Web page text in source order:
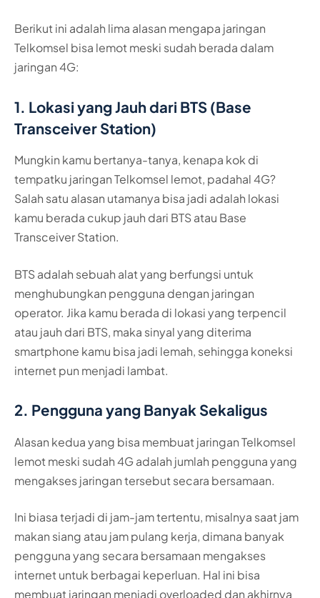
Berikut ini adalah lima alasan mengapa jaringan
Telkomsel bisa lemot meski sudah berada dalam
jaringan 4G:
1. Lokasi yang Jauh dari BTS (Base
Transceiver Station)
Mungkin kamu bertanya-tanya, kenapa kok di
tempatku jaringan Telkomsel lemot, padahal 4G?
Salah satu alasan utamanya bisa jadi adalah lokasi
kamu berada cukup jauh dari BTS atau Base
Transceiver Station.
BTS adalah sebuah alat yang berfungsi untuk
menghubungkan pengguna dengan jaringan
operator. Jika kamu berada di lokasi yang terpencil
atau jauh dari BTS, maka sinyal yang diterima
smartphone kamu bisa jadi lemah, sehingga koneksi
internet pun menjadi lambat.
2. Pengguna yang Banyak Sekaligus
Alasan kedua yang bisa membuat jaringan Telkomsel
lemot meski sudah 4G adalah jumlah pengguna yang
mengakses jaringan tersebut secara bersamaan.
Ini biasa terjadi di jam-jam tertentu, misalnya saat jam
makan siang atau jam pulang kerja, dimana banyak
pengguna yang secara bersamaan mengakses
internet untuk berbagai keperluan. Hal ini bisa
membuat jaringan menjadi overloaded dan akhirnya